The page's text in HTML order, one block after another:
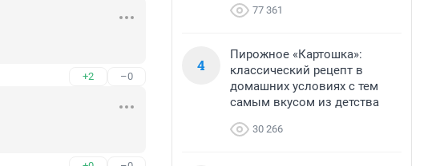
+2 –0
77 361
4
Пирожное «Картошка»:
классический рецепт в
домашних условиях с тем
самым вкусом из детства
30 266